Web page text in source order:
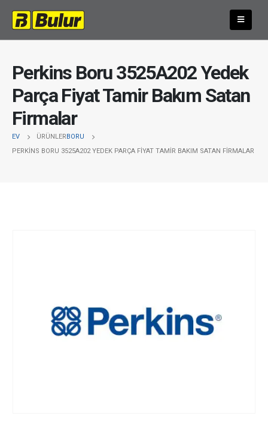
Perkins Boru 3525A202 Yedek
Parça Fiyat Tamir Bakım Satan
Firmalar
EV ÜRÜNLERBORU
PERKINS BORU 3525A202 YEDEK PARÇA FIYAT TAMIR BAKIM SATAN FIRMALAR